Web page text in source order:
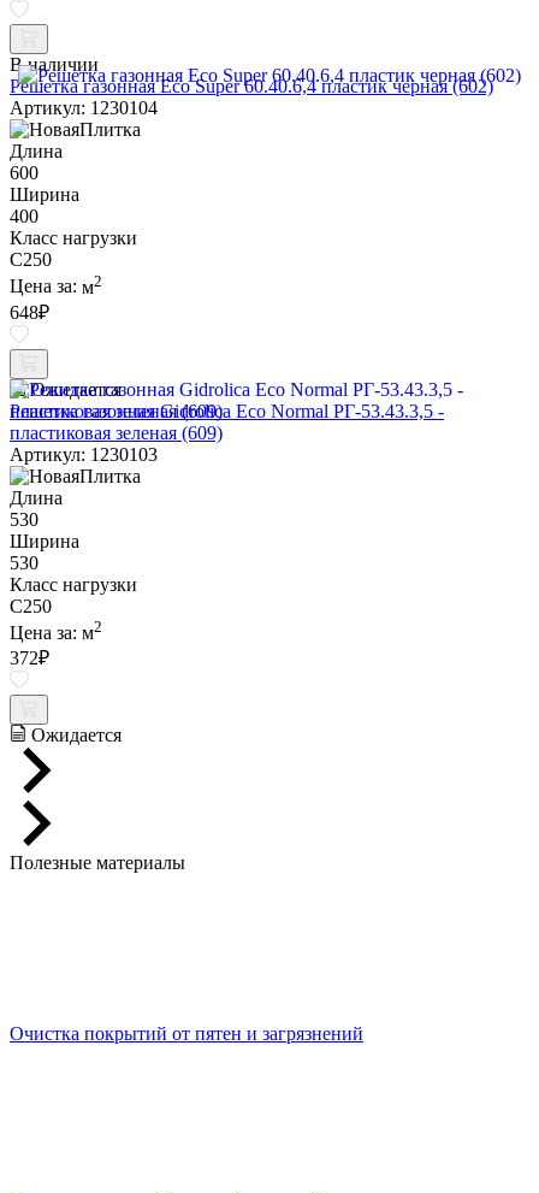
В наличии
Решетка газонная Eco Super 60.40.6,4 пластик черная (602)
Артикул: 1230104
Длина
600
Ширина
400
Класс нагрузки
C250
Цена за: м2
648₽
Ожидается
Решетка газонная Gidrolica Eco Normal РГ-53.43.3,5 -
пластиковая зеленая (609)
Артикул: 1230103
Длина
530
Ширина
530
Класс нагрузки
C250
Цена за: м2
372₽
Ожидается
Полезные материалы
Очистка покрытий от пятен и загрязнений